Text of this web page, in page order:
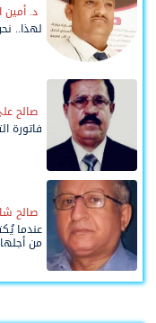
د. أمين
لهذا..
صالح
فاتورة
صالح
عندما
من أجلها